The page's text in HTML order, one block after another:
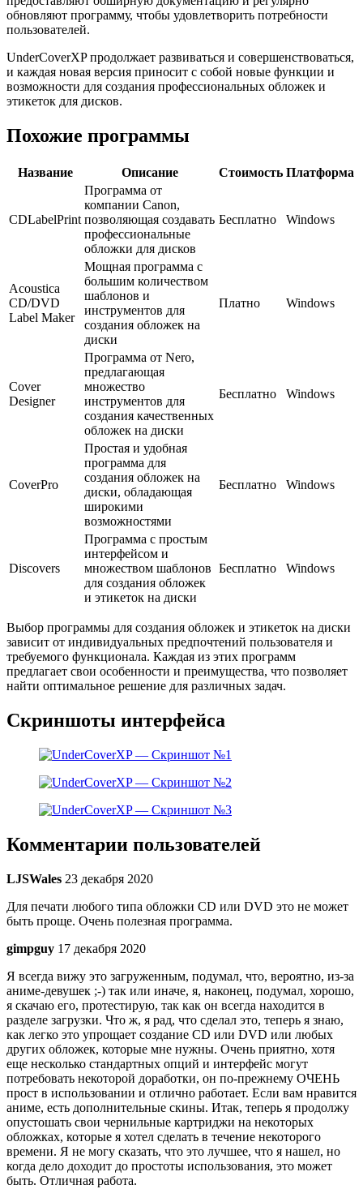
обновляют программу, чтобы удовлетворить потребности
пользователей.
UnderCoverXP продолжает развиваться и совершенствоваться,
и каждая новая версия приносит с собой новые функции и
возможности для создания профессиональных обложек и
этикеток для дисков.
Похожие программы
Название Описание Стоимость Платформа
CDLabelPrint
Программа от
компании Canon,
позволяющая создавать
профессиональные
обложки для дисков
Бесплатно Windows
Acoustica
CD/DVD
Label Maker
Мощная программа с
большим количеством
шаблонов и
инструментов для
создания обложек на
диски
Платно Windows
Cover
Designer
Программа от Nero,
предлагающая
множество
инструментов для
создания качественных
обложек на диски
Бесплатно Windows
CoverPro
Простая и удобная
программа для
создания обложек на
диски, обладающая
широкими
возможностями
Бесплатно Windows
Discovers
Программа с простым
интерфейсом и
множеством шаблонов
для создания обложек
и этикеток на диски
Бесплатно Windows
Выбор программы для создания обложек и этикеток на диски
зависит от индивидуальных предпочтений пользователя и
требуемого функционала. Каждая из этих программ
предлагает свои особенности и преимущества, что позволяет
найти оптимальное решение для различных задач.
Скриншоты интерфейса
Комментарии пользователей
LJSWales 23 декабря 2020
Для печати любого типа обложки CD или DVD это не может
быть проще. Очень полезная программа.
gimpguy 17 декабря 2020
Я всегда вижу это загруженным, подумал, что, вероятно, из-за
аниме-девушек ;-) так или иначе, я, наконец, подумал, хорошо,
я скачаю его, протестирую, так как он всегда находится в
разделе загрузки. Что ж, я рад, что сделал это, теперь я знаю,
как легко это упрощает создание CD или DVD или любых
других обложек, которые мне нужны. Очень приятно, хотя
еще несколько стандартных опций и интерфейс могут
потребовать некоторой доработки, он по-прежнему ОЧЕНЬ
прост в использовании и отлично работает. Если вам нравится
аниме, есть дополнительные скины. Итак, теперь я продолжу
опустошать свои чернильные картриджи на некоторых
обложках, которые я хотел сделать в течение некоторого
времени. Я не могу сказать, что это лучшее, что я нашел, но
когда дело доходит до простоты использования, это может
быть. Отличная работа.